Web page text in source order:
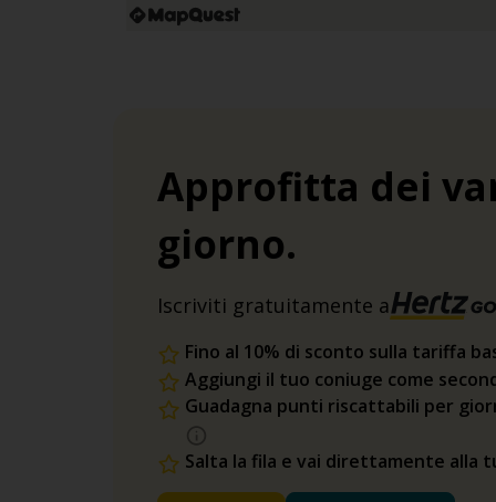
Approfitta dei
giorno.
Iscriviti gratuitamente a
Fino al 10% di sconto sulla tariffa
Aggiungi il tuo coniuge come
Guadagna punti riscattabili per
Salta la fila e vai direttamente alla